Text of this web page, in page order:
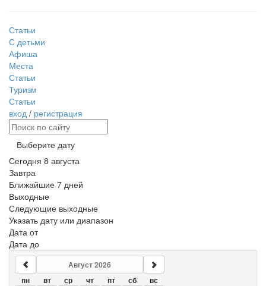
Статьи
С детьми
Афиша
Места
Статьи
Туризм
Статьи
вход / регистрация
Выберите дату
Сегодня 8 августа
Завтра
Ближайшие 7 дней
Выходные
Следующие выходные
Указать дату или диапазон
Дата от
Дата до
Август 2026
пн вт ср чт пт сб
вс